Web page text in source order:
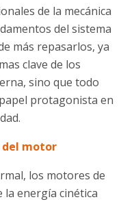
de la mecánica
del sistema
más repasarlos, ya
clave de los
sino que todo
protagonista en
motor
los motores de
energía cinética